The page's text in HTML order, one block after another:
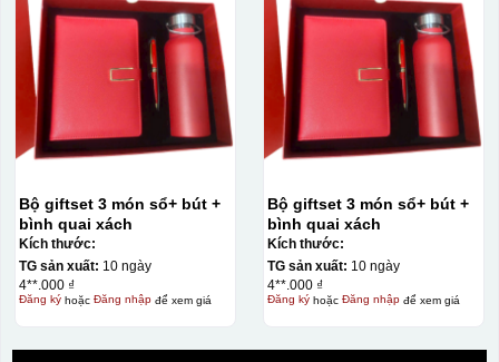
Bộ giftset 3 món sổ+ bút +
bình quai xách
Kích thước:
TG sản xuất: 10 ngày
4**.000 ₫
Đăng kýhoặc Đăng nhậpđể xem giá
Bộ giftset 3 món sổ+ bút +
bình quai xách
Kích thước:
TG sản xuất: 10 ngày
4**.000 ₫
Đăng kýhoặc Đăng nhậpđể xem giá